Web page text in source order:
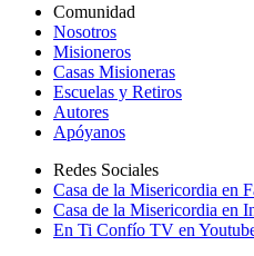
Comunidad
Nosotros
Misioneros
Casas Misioneras
Escuelas y Retiros
Autores
Apóyanos
Redes Sociales
Casa de la Misericordia en
Casa de la Misericordia en
En Ti Confío TV en